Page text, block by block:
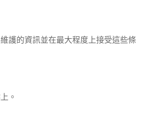
護的資訊並在最大程度上接受這些條
。